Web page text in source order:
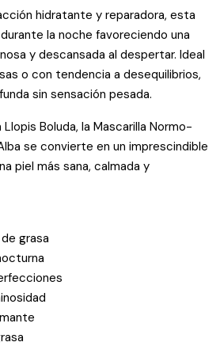
hidratante y reparadora, esta
la noche favoreciendo una
y descansada al despertar. Ideal
o con tendencia a desequilibrios,
sin sensación pesada.
Boluda, la Mascarilla Normo-
se convierte en un imprescindible
piel más sana, calmada y
grasa